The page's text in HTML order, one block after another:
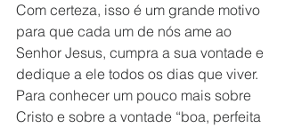
Com certeza, isso é um grande motivo
para que cada um de nós ame ao
Senhor Jesus, cumpra a sua vontade e
dedique a ele todos os dias que viver.
Para conhecer um pouco mais sobre
Cristo e sobre a vontade “boa, perfeita